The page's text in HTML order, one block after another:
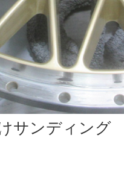
サンディング